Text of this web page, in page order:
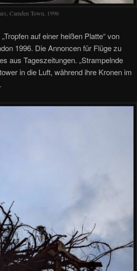
Camden Town, 1996
auf einer heißen Platte“ von
1996. Die Annoncen für Flüge zu
aus Tageszeitungen. „Strampelnde
in die Luft, während ihre Kronen im